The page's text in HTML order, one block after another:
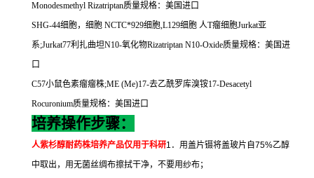
Monodesmethyl Rizatriptan质量规格：美国进口
SHG-44细胞，细胞 NCTC*929细胞,L129细胞 人T瘤细胞Jurkat亚
系;Jurkat77利扎曲坦N10-氧化物Rizatriptan N10-Oxide质量规格：美国进
口
C57小鼠色素瘤瘤株;ME (Me)17-去乙酰罗库溴铵17-Desacetyl
Rocuronium质量规格：美国进口
培养操作步骤：
人紫杉醇耐药株培养产品仅用于科研1 ．用盖片镊将盖玻片自75%乙醇
中取出，用无菌丝绸布擦拭干净，不要用纱布；